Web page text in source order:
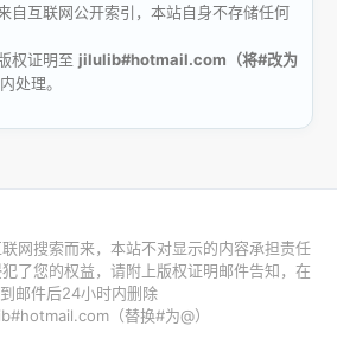
自互联网公开索引，本站自身不存储任何
权证明至 jilulib#hotmail.com（将#改为
处理。
网搜索而来，本站不对显示的内容承担责任
了您的权益，请附上版权证明邮件告知，在
邮件后24小时内删除
（替换#为@）